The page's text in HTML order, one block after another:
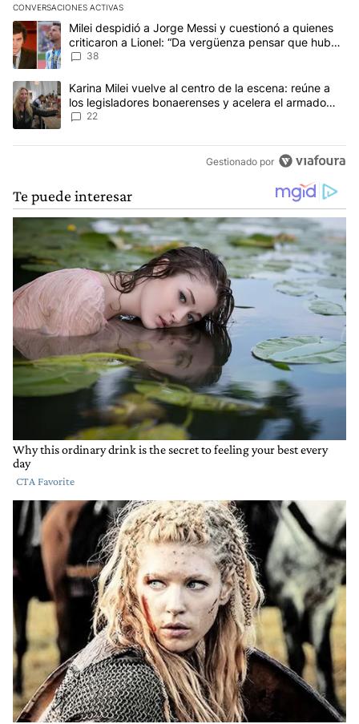
CONVERSACIONES ACTIVAS
Este listado muestra los artículos con más comentarios en los
Un artículo de tendencia con el título "Milei despidió a Jorge
Milei despidió a Jorge Messi y cuestionó a quienes
criticaron a Lionel: “Da vergüenza pensar que hubo
anti-Messi”
38
Un artículo de tendencia con el título "Karina Milei vuelve al
Karina Milei vuelve al centro de la escena: reúne a
los legisladores bonaerenses y acelera el armado
para 2027
22
Gestionado por